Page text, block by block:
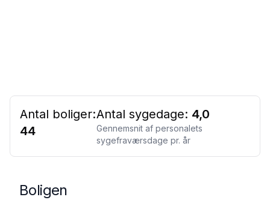
Antal boliger:
44
Antal sygedage: 4,0
Gennemsnit af personalets
sygefraværsdage pr. år
Boligen